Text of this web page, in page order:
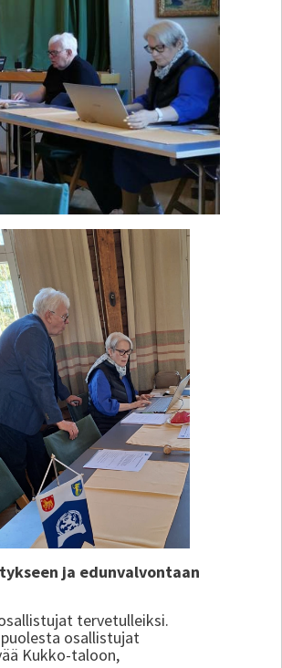
ja edunvalvontaan
tervetulleiksi.
osallistujat
Kukko-taloon,